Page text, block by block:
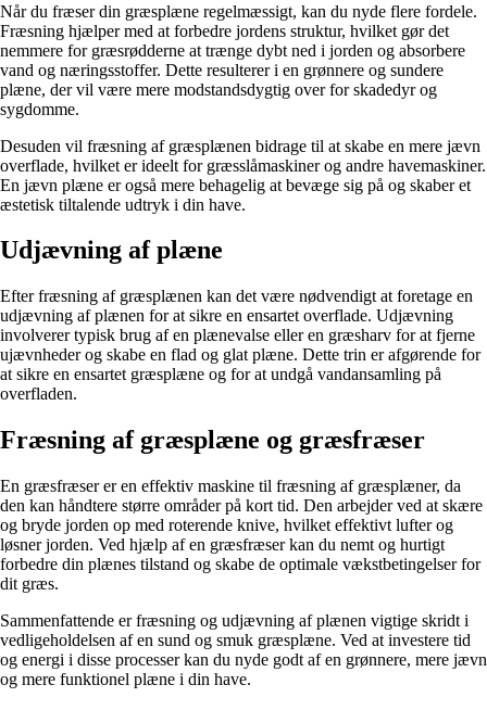
Når du fræser din græsplæne regelmæssigt, kan du nyde flere fordele.
Fræsning hjælper med at forbedre jordens struktur, hvilket gør det
nemmere for græsrødderne at trænge dybt ned i jorden og absorbere
vand og næringsstoffer. Dette resulterer i en grønnere og sundere
plæne, der vil være mere modstandsdygtig over for skadedyr og
sygdomme.
Desuden vil fræsning af græsplænen bidrage til at skabe en mere jævn
overflade, hvilket er ideelt for græsslåmaskiner og andre havemaskiner.
En jævn plæne er også mere behagelig at bevæge sig på og skaber et
æstetisk tiltalende udtryk i din have.
Udjævning af plæne
Efter fræsning af græsplænen kan det være nødvendigt at foretage en
udjævning af plænen for at sikre en ensartet overflade. Udjævning
involverer typisk brug af en plænevalse eller en græsharv for at fjerne
ujævnheder og skabe en flad og glat plæne. Dette trin er afgørende for
at sikre en ensartet græsplæne og for at undgå vandansamling på
overfladen.
Fræsning af græsplæne og græsfræser
En græsfræser er en effektiv maskine til fræsning af græsplæner, da
den kan håndtere større områder på kort tid. Den arbejder ved at skære
og bryde jorden op med roterende knive, hvilket effektivt lufter og
løsner jorden. Ved hjælp af en græsfræser kan du nemt og hurtigt
forbedre din plænes tilstand og skabe de optimale vækstbetingelser for
dit græs.
Sammenfattende er fræsning og udjævning af plænen vigtige skridt i
vedligeholdelsen af en sund og smuk græsplæne. Ved at investere tid
og energi i disse processer kan du nyde godt af en grønnere, mere jævn
og mere funktionel plæne i din have.